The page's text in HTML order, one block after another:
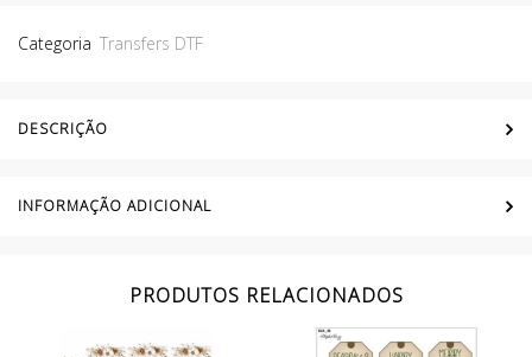
Categoria Transfers DTF
DESCRIÇÃO
INFORMAÇÃO ADICIONAL
PRODUTOS RELACIONADOS